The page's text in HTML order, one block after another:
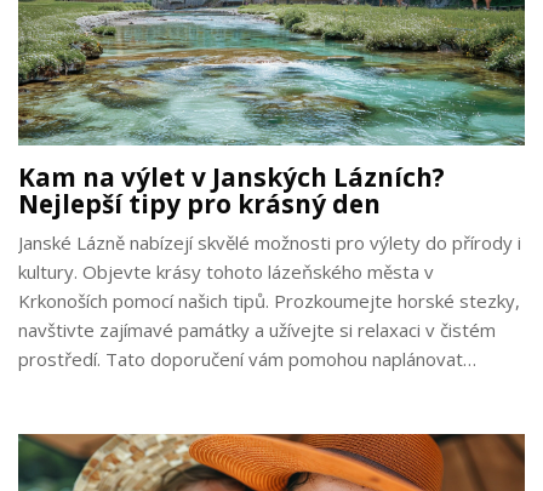
Kam na výlet v Janských Lázních?
Nejlepší tipy pro krásný den
Janské Lázně nabízejí skvělé možnosti pro výlety do přírody i
kultury. Objevte krásy tohoto lázeňského města v
Krkonoších pomocí našich tipů. Prozkoumejte horské stezky,
navštivte zajímavé památky a užívejte si relaxaci v čistém
prostředí. Tato doporučení vám pomohou naplánovat